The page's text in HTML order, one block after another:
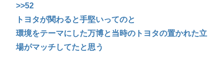
>>52
トヨタが関わると手堅いってのと
環境をテーマにした万博と当時のトヨタの置かれた立
場がマッチしてたと思う